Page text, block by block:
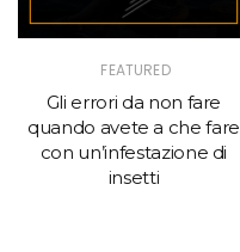
FEATURED
Gli errori da non fare
quando avete a che fare
con un’infestazione di
insetti